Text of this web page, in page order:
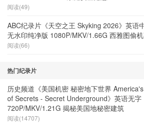
阅读(49)
ABC纪录片《天空之王 Skyking 2026》英语
无水印纯净版 1080P/MKV/1.66G 西雅图偷
阅读(66)
热门纪录片
历史频道《美国机密 秘密地下世界
of Secrets - Secret Underground》英语无字
720P/MKV/1.21G 揭秘美国地秘密建筑
阅读(14707)